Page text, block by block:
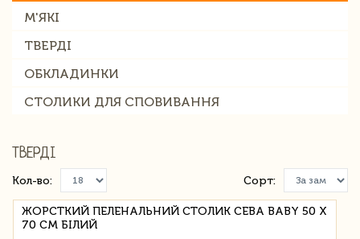
М'ЯКІ
ТВЕРДІ
ОБКЛАДИНКИ
СТОЛИКИ ДЛЯ СПОВИВАННЯ
ТВЕРДІ
Кол-во: Сорт:
ЖОРСТКИЙ ПЕЛЕНАЛЬНИЙ СТОЛИК CEBA BABY 50 Х
70 СМ БІЛИЙ